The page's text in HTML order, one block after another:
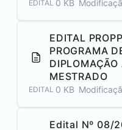
EDITAL 0 KB
EDITAL
PROGRAMA
DIPLOMAÇÃO
MESTRADO
EDITAL 0 KB
Edital Nº 08/